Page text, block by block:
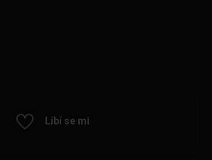
Líbí se mi